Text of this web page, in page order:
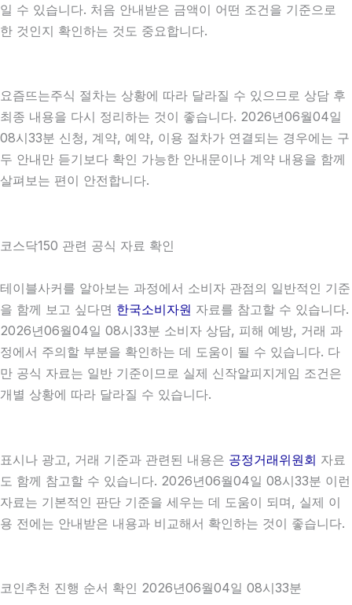
일 수 있습니다. 처음 안내받은 금액이 어떤 조건을 기준으로
한 것인지 확인하는 것도 중요합니다.
요즘뜨는주식 절차는 상황에 따라 달라질 수 있으므로 상담 후
최종 내용을 다시 정리하는 것이 좋습니다. 2026년06월04일
08시33분 신청, 계약, 예약, 이용 절차가 연결되는 경우에는 구
두 안내만 듣기보다 확인 가능한 안내문이나 계약 내용을 함께
살펴보는 편이 안전합니다.
코스닥150 관련 공식 자료 확인
테이블사커를 알아보는 과정에서 소비자 관점의 일반적인 기준
을 함께 보고 싶다면 한국소비자원 자료를 참고할 수 있습니다.
2026년06월04일 08시33분 소비자 상담, 피해 예방, 거래 과
정에서 주의할 부분을 확인하는 데 도움이 될 수 있습니다. 다
만 공식 자료는 일반 기준이므로 실제 신작알피지게임 조건은
개별 상황에 따라 달라질 수 있습니다.
표시나 광고, 거래 기준과 관련된 내용은 공정거래위원회 자료
도 함께 참고할 수 있습니다. 2026년06월04일 08시33분 이런
자료는 기본적인 판단 기준을 세우는 데 도움이 되며, 실제 이
용 전에는 안내받은 내용과 비교해서 확인하는 것이 좋습니다.
코인추천 진행 순서 확인 2026년06월04일 08시33분